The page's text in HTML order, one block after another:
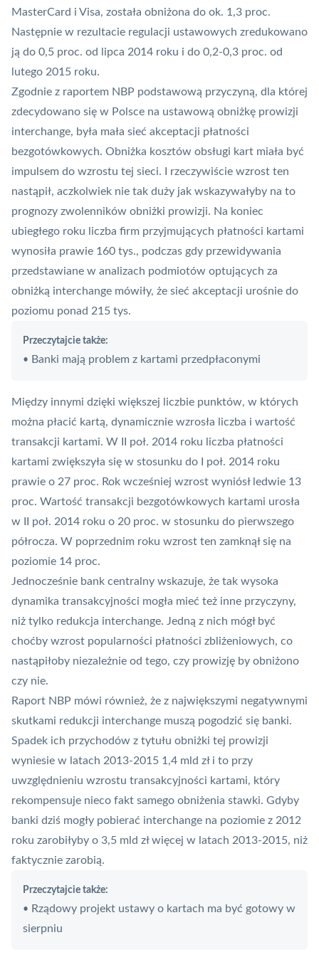
MasterCard i Visa, została obniżona do ok. 1,3 proc.
Następnie w rezultacie regulacji ustawowych zredukowano
ją do 0,5 proc. od lipca 2014 roku i do 0,2-0,3 proc. od
lutego 2015 roku.
Zgodnie z raportem NBP podstawową przyczyną, dla której
zdecydowano się w Polsce na ustawową obniżkę prowizji
interchange, była mała sieć akceptacji płatności
bezgotówkowych. Obniżka kosztów obsługi kart miała być
impulsem do wzrostu tej sieci. I rzeczywiście wzrost ten
nastąpił, aczkolwiek nie tak duży jak wskazywałyby na to
prognozy zwolenników obniżki prowizji. Na koniec
ubiegłego roku liczba firm przyjmujących płatności kartami
wynosiła prawie 160 tys., podczas gdy przewidywania
przedstawiane w analizach podmiotów optujących za
obniżką interchange mówiły, że sieć akceptacji urośnie do
poziomu ponad 215 tys.
Przeczytajcie także:
• Banki mają problem z kartami przedpłaconymi
Między innymi dzięki większej liczbie punktów, w których
można płacić kartą, dynamicznie wzrosła liczba i wartość
transakcji kartami. W II poł. 2014 roku liczba płatności
kartami zwiększyła się w stosunku do I poł. 2014 roku
prawie o 27 proc. Rok wcześniej wzrost wyniósł ledwie 13
proc. Wartość transakcji bezgotówkowych kartami urosła
w II poł. 2014 roku o 20 proc. w stosunku do pierwszego
półrocza. W poprzednim roku wzrost ten zamknął się na
poziomie 14 proc.
Jednocześnie bank centralny wskazuje, że tak wysoka
dynamika transakcyjności mogła mieć też inne przyczyny,
niż tylko redukcja interchange. Jedną z nich mógł być
choćby wzrost popularności płatności zbliżeniowych, co
nastąpiłoby niezależnie od tego, czy prowizję by obniżono
czy nie.
Raport NBP mówi również, że z największymi negatywnymi
skutkami redukcji interchange muszą pogodzić się banki.
Spadek ich przychodów z tytułu obniżki tej prowizji
wyniesie w latach 2013-2015 1,4 mld zł i to przy
uwzględnieniu wzrostu transakcyjności kartami, który
rekompensuje nieco fakt samego obniżenia stawki. Gdyby
banki dziś mogły pobierać interchange na poziomie z 2012
roku zarobiłyby o 3,5 mld zł więcej w latach 2013-2015, niż
faktycznie zarobią.
Przeczytajcie także:
• Rządowy projekt ustawy o kartach ma być gotowy w
sierpniu